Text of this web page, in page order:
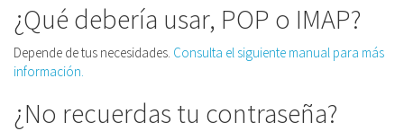
¿Qué debería usar, POP o IMAP?
Depende de tus necesidades. Consulta el siguiente manual para más
información.
¿No recuerdas tu contraseña?